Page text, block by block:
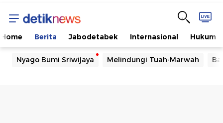
Home Berita Jabodetabek Internasional Hukum
Nyago Bumi Sriwijaya Melindungi Tuah-Marwah